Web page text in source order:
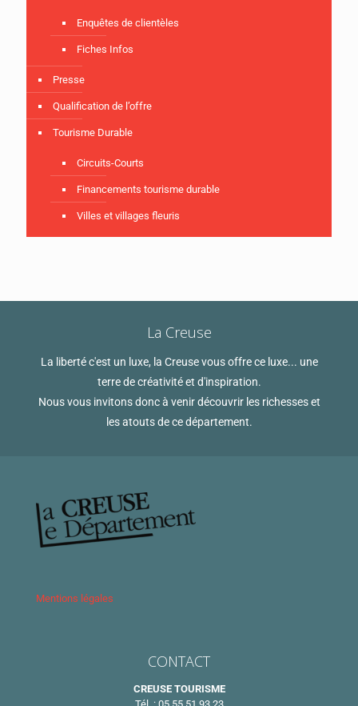
Enquêtes de clientèles
Fiches Infos
Presse
Qualification de l’offre
Tourisme Durable
Circuits-Courts
Financements tourisme durable
Villes et villages fleuris
La Creuse
La liberté c'est un luxe, la Creuse vous offre ce luxe... une
terre de créativité et d'inspiration.
Nous vous invitons donc à venir découvrir les richesses et
les atouts de ce département.
Mentions légales
CONTACT
CREUSE TOURISME